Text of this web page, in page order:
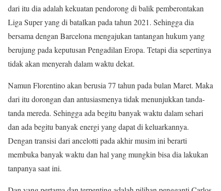
dari itu dia adalah kekuatan pendorong di balik pemberontakan
Liga Super yang di batalkan pada tahun 2021. Sehingga dia
bersama dengan Barcelona ​​mengajukan tantangan hukum yang
berujung pada keputusan Pengadilan Eropa. Tetapi dia sepertinya
tidak akan menyerah dalam waktu dekat.
Namun Florentino akan berusia 77 tahun pada bulan Maret. Maka
dari itu dorongan dan antusiasmenya tidak menunjukkan tanda-
tanda mereda. Sehingga ada begitu banyak waktu dalam sehari
dan ada begitu banyak energi yang dapat di keluarkannya.
Dengan transisi dari ancelotti pada akhir musim ini berarti
membuka banyak waktu dan hal yang mungkin bisa dia lakukan
tanpanya saat ini.